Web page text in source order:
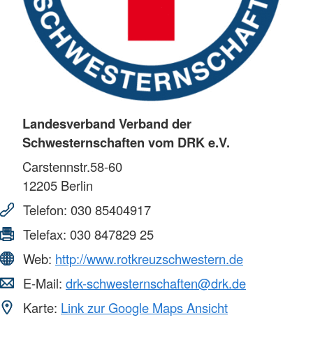
Landesverband Verband der
Schwesternschaften vom DRK e.V.
Carstennstr.58-60
12205 Berlin
Telefon: 030 85404917
Telefax: 030 847829 25
Web: http://www.rotkreuzschwestern.de
E-Mail: drk-schwesternschaften@drk.de
Karte: Link zur Google Maps Ansicht